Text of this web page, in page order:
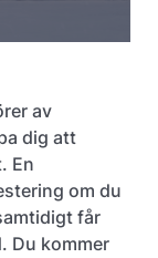
av
dig att
En
om du
får
Du kommer